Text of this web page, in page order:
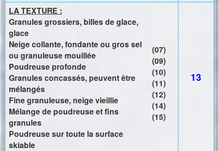
LA TEXTURE :
Granules grossiers, billes de glace,
glace
Neige collante, fondante ou gros sel
ou granuleuse mouillée
Poudreuse profonde
Granules concassés, peuvent être
mélangés
Fine granuleuse, neige vieillie
Mélange de poudreuse et fins
granules
Poudreuse sur toute la surface
skiable
(07)
(09)
(10)
(11)
(12)
(14)
(15)
13